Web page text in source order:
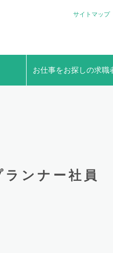
サイトマップ
お仕事をお探しの求職
ンナー社員